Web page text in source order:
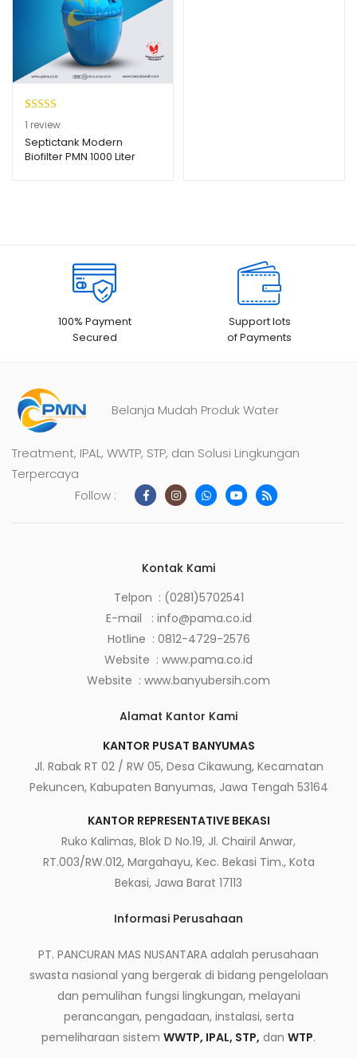
Peringk
at3.00
dari 5
11 review
Septictank Modern
Biofilter PMN 1000 Liter
100% Payment
Secured
Support lots
of Payments
Belanja Mudah Produk Water
Treatment, IPAL, WWTP, STP, dan Solusi Lingkungan
Terpercaya
Follow :
Kontak Kami
Telpon : (0281)5702541
E-mail : info@pama.co.id
Hotline : 0812-4729-2576
Website : www.pama.co.id
Website : www.banyubersih.com
Alamat Kantor Kami
KANTOR PUSAT BANYUMAS
Jl. Rabak RT 02 / RW 05, Desa Cikawung, Kecamatan
Pekuncen, Kabupaten Banyumas, Jawa Tengah 53164
KANTOR REPRESENTATIVE BEKASI
Ruko Kalimas, Blok D No.19, Jl. Chairil Anwar,
RT.003/RW.012, Margahayu, Kec. Bekasi Tim., Kota
Bekasi, Jawa Barat 17113
Informasi Perusahaan
PT. PANCURAN MAS NUSANTARA adalah perusahaan
swasta nasional yang bergerak di bidang pengelolaan
dan pemulihan fungsi lingkungan, melayani
perancangan, pengadaan, instalasi, serta
pemeliharaan sistem WWTP, IPAL, STP, dan WTP.